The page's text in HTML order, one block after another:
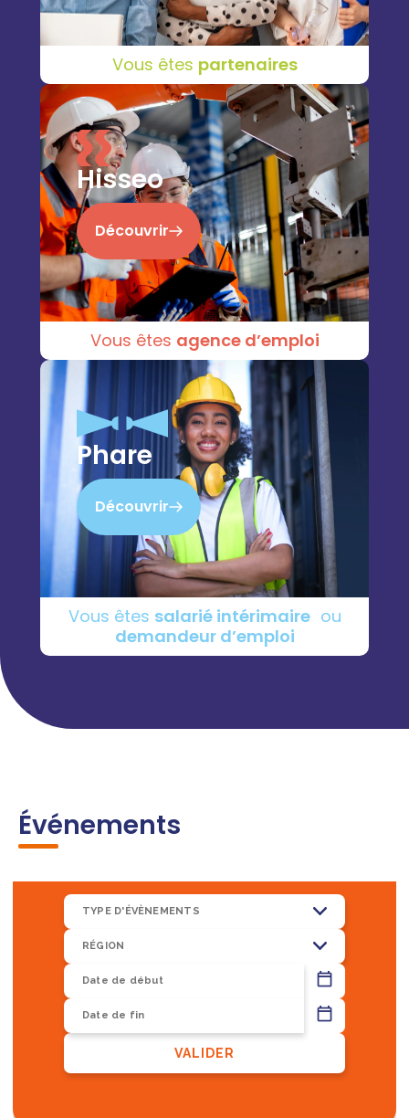
Vous êtes partenaires
Hisseo
Découvrir
Vous êtes agence d’emploi
Phare
Découvrir
Vous êtes salarié intérimaireou
demandeur d’emploi
Événements
TYPE D'ÉVÈNEMENTS
RÉGION
VALIDER
13